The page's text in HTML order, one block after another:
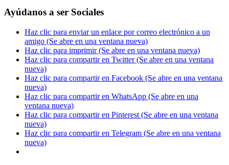
Ayúdanos a ser Sociales
Haz clic para enviar un enlace por correo electrónico a un
amigo (Se abre en una ventana nueva)
Haz clic para imprimir (Se abre en una ventana nueva)
Haz clic para compartir en Twitter (Se abre en una ventana
nueva)
Haz clic para compartir en Facebook (Se abre en una ventana
nueva)
Haz clic para compartir en WhatsApp (Se abre en una
ventana nueva)
Haz clic para compartir en Pinterest (Se abre en una ventana
nueva)
Haz clic para compartir en Telegram (Se abre en una ventana
nueva)